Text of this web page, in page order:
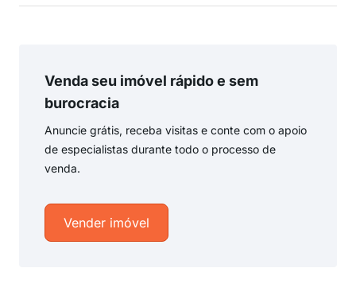
Venda seu imóvel rápido e sem
burocracia
Anuncie grátis, receba visitas e conte com o apoio
de especialistas durante todo o processo de
venda.
Vender imóvel